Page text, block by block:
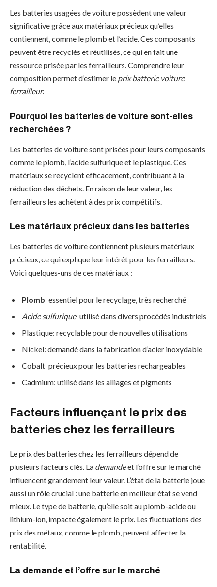
Les batteries usagées de voiture possèdent une valeur
significative grâce aux matériaux précieux qu’elles
contiennent, comme le plomb et l’acide. Ces composants
peuvent être recyclés et réutilisés, ce qui en fait une
ressource prisée par les ferrailleurs. Comprendre leur
composition permet d’estimer le prix batterie voiture
ferrailleur.
Pourquoi les batteries de voiture sont-elles
recherchées ?
Les batteries de voiture sont prisées pour leurs composants
comme le plomb, l’acide sulfurique et le plastique. Ces
matériaux se recyclent efficacement, contribuant à la
réduction des déchets. En raison de leur valeur, les
ferrailleurs les achètent à des prix compétitifs.
Les matériaux précieux dans les batteries
Les batteries de voiture contiennent plusieurs matériaux
précieux, ce qui explique leur intérêt pour les ferrailleurs.
Voici quelques-uns de ces matériaux :
Plomb: essentiel pour le recyclage, très recherché
Acide sulfurique: utilisé dans divers procédés industriels
Plastique: recyclable pour de nouvelles utilisations
Nickel: demandé dans la fabrication d’acier inoxydable
Cobalt: précieux pour les batteries rechargeables
Cadmium: utilisé dans les alliages et pigments
Facteurs influençant le prix des
batteries chez les ferrailleurs
Le prix des batteries chez les ferrailleurs dépend de
plusieurs facteurs clés. La demandeet l’offre sur le marché
influencent grandement leur valeur. L’état de la batterie joue
aussi un rôle crucial : une batterie en meilleur état se vend
mieux. Le type de batterie, qu’elle soit au plomb-acide ou
lithium-ion, impacte également le prix. Les fluctuations des
prix des métaux, comme le plomb, peuvent affecter la
rentabilité.
La demande et l’offre sur le marché